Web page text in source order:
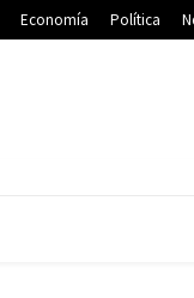
Economía Política